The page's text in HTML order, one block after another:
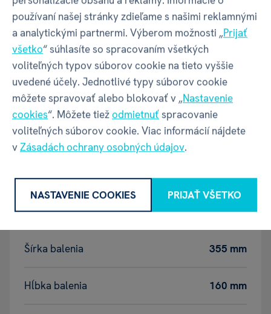
Vlastnosti
Kód produktu 59474
EAN 8590228098757
Katalógové číslo
Balenie produktu
Šírka balenia 355 mm
Hĺbka balenia 160 mm
používaní našej stránky zdieľame s našimi reklamnými
a analytickými partnermi. Výberom možnosti „Prijať
všetko“ súhlasíte so spracovaním všetkých
voliteľných typov súborov cookie na tieto vyššie
uvedené účely. Jednotlivé typy súborov cookie
môžete spravovať alebo blokovať v „Nastavenie
cookies“. Môžete tiežodmietnuťspracovanie
voliteľných súborov cookie. Viac informácií nájdete
vZásadách ochrany osobných údajov.
NASTAVENIE COOKIES PRIJAŤ VŠETKO